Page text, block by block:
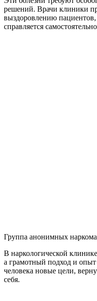
решений. Врачи клиники
выздоровлению
справляется
Группа анонимных
В наркологической
а грамотный подход и
человека новые цели,
себя.